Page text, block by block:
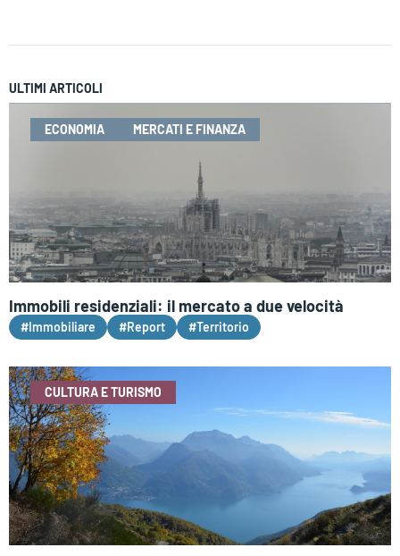
ULTIMI ARTICOLI
ECONOMIA MERCATI E FINANZA
Immobili residenziali: il mercato a due velocità
#Immobiliare #Report #Territorio
CULTURA E TURISMO